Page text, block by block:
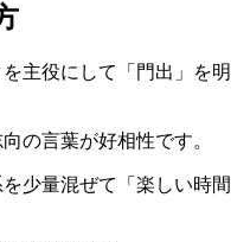
主役にして「門出」を明
の言葉が好相性です。
少量混ぜて「楽しい時間